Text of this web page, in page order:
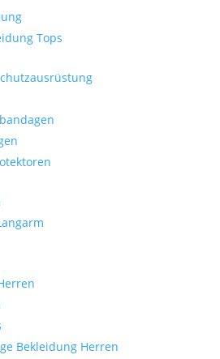
Tops
Bekleidung Herren